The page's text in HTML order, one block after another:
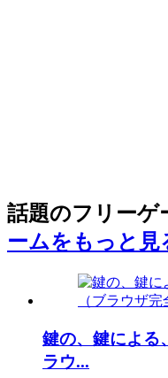
話題のフリーゲ
ームをもっと見
鍵の、鍵による
ラウ...